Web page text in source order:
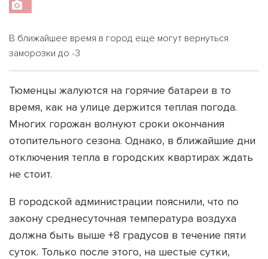
В ближайшее время в город еще могут вернуться
заморозки до -3
Тюменцы жалуются на горячие батареи в то
время, как на улице держится теплая погода.
Многих горожан волнуют сроки окончания
отопительного сезона. Однако, в ближайшие дни
отключения тепла в городских квартирах ждать
не стоит.
В городской администрации пояснили, что по
закону среднесуточная температура воздуха
должна быть выше +8 градусов в течение пяти
суток. Только после этого, на шестые сутки,